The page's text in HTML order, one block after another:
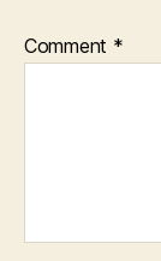
Comment *